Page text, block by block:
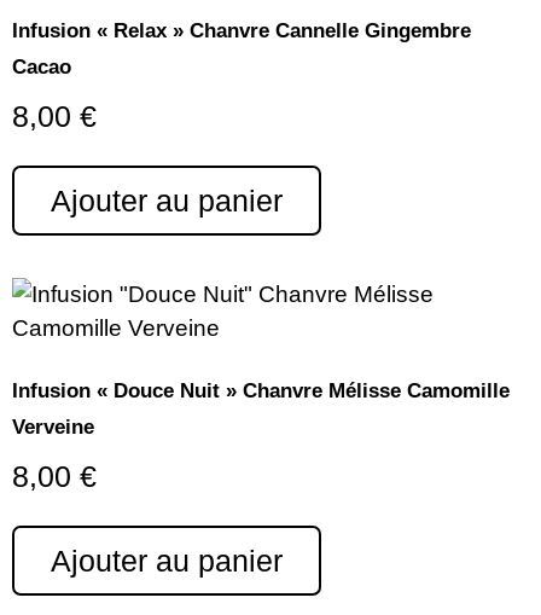
Infusion « Relax » Chanvre Cannelle Gingembre
Cacao
8,00 €
Ajouter au panier
Infusion « Douce Nuit » Chanvre Mélisse Camomille
Verveine
8,00 €
Ajouter au panier